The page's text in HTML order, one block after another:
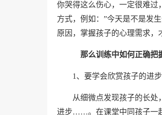
你哭得这么伤心，一定很难过
方式，例如：”今天是不是发
原因，掌握孩子的心理需求，
那么训练中如何正确把
1 、要学会欣赏孩子的进
从细微点发现孩子的长
进步……。在课堂中同孩子一